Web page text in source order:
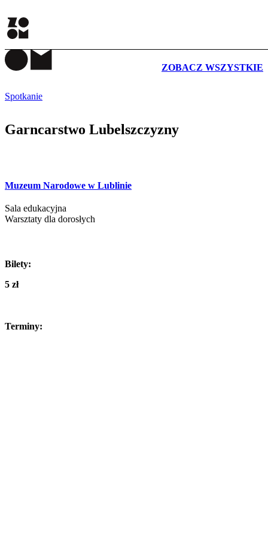
ZOBACZ WSZYSTKIE
Spotkanie
Garncarstwo Lubelszczyzny
Muzeum Narodowe w Lublinie
Sala edukacyjna
Warsztaty dla dorosłych
Bilety:
5 zł
Terminy: